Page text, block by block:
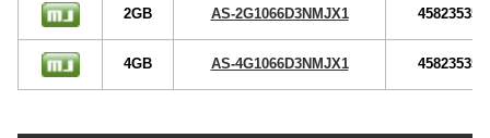
2GB AS-2G1066D3NMJX1
4GB AS-4G1066D3NMJX1